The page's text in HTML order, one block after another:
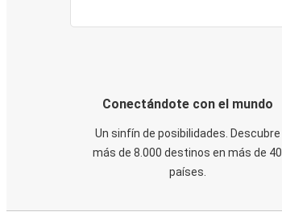
Conectándote con el mundo
Un sinfín de posibilidades. Descubre
más de 8.000 destinos en más de 40
países.